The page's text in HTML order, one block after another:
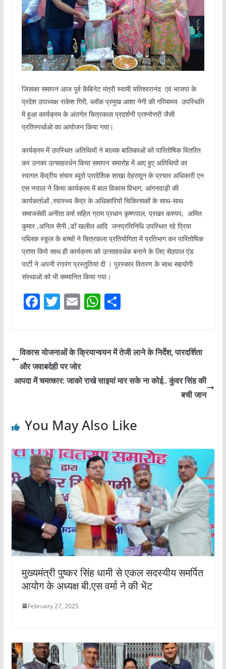
जिसका समापन आज पूर्व कैबिनेट मंत्री स्वामी यतिश्वरानंद एवं भाजपा के
प्रदेश उपाध्यक्ष राकेश गिरी, ब्लॉक प्रमुख आशा नेगी की गरिमामय उपस्थिति
में हुआ कार्यक्रम के अंतर्गत चित्रकला प्रदर्शनी प्रश्नोत्तरी जैसी
प्रतिस्पर्धाओ का आयोजन किया गया।
कार्यक्रम में उपस्थित अतिथियों ने बालक बालिकाओं को पारितोषिक वितरित
कर उनका उत्साहवर्धन किया समापन समारोह में आए हुए अतिथियों का
स्वागत केंद्रीय संचार ब्यूरो प्रादेशिक शाखा देहरादून के प्रचार अधिकारी एन
एस नयाल ने किया कार्यक्रम में बाल विकास विभाग, आंगनवाड़ी की
कार्यकर्ताओं ,स्वास्थ्य केंद्र के अधिकारियों चिकित्सकों के साथ-साथ
समाजसेवी अनीता वर्मा सहित ग्राम प्रधान कृष्णपाल, प्रखर कश्यप, अमित
कुमार ,अनिल सैनी ,डॉ खलील आदि जनप्रतिनिधि उपस्थित रहे प्रिया
पब्लिक स्कूल के बच्चों ने चित्रकला प्रतियोगिता में प्रतिभाग कर पारितोषिक
प्राप्त किये साथ ही कार्यक्रम को उत्साहवर्धक बनाने के लिए सेठपाल एंड
पार्टी ने अपनी रंगारंग प्रस्तुतियां दी । पुरस्कार वितरण के साथ सहयोगी
संस्थाओ को भी सम्मानित किया गया।
F
e
b
o
T
er
E
l
W
s
p
S
e
विकास योजनाओं के क्रियान्वयन में तेजी लाने के निर्देश, पारदर्शिता
और जवाबदेही पर जोर
आपदा में चमत्कार: जाको राखे साइयां मार सके ना कोई.. कुंवर सिंह की
बची जान
You May Also Like
मुख्यमंत्री पुष्कर सिंह धामी से एकल सदस्यीय समर्पित
आयोग के अध्यक्ष बी.एस वर्मा ने की भेंट
February 27, 2025